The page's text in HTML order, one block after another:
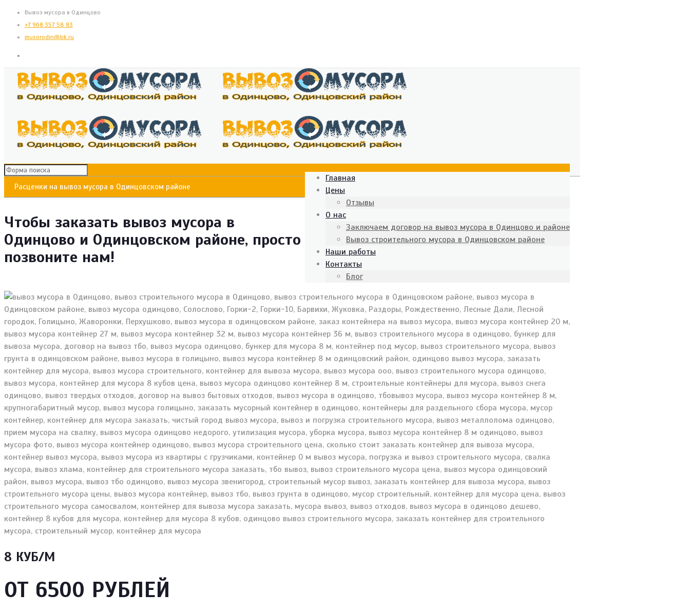
Вывоз мусора в Одинцово
+7 968 357 58 83
musorodin@bk.ru
Главная
Цены
Отзывы
О нас
Заключаем договор на вывоз мусора в Одинцово и районе
Вывоз строительного мусора в Одинцовском районе
Наши работы
Контакты
Блог
Расценки на вывоз мусора в Одинцовском районе
Чтобы заказать вывоз мусора в
Одинцово и Одинцовском районе, просто
позвоните нам!
8 КУБ/М
ОТ 6500 РУБЛЕЙ